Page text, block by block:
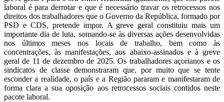
laboral é para derrotar e que é necessário travar os retrocessos nos
direitos dos trabalhadores que o Governo da República, formado por
PSD e CDS, pretende impor. A greve geral constituiu mais um
importante dia de luta, somando-se às diversas ações desenvolvidas
nos últimos meses nos locais de trabalho, bem como às
concentrações, às manifestações, aos abaixo-assinados e à greve
geral de 11 de dezembro de 2025. Os trabalhadores açorianos e os
sindicatos de classe demonstraram que, por muito que se tente
esconder a realidade, o país e a Região pararam e manifestaram de
forma clara a sua oposição aos retrocessos sociais contidos neste
pacote laboral.